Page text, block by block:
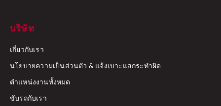
บริษัท
เกี่ยวกับเรา
นโยบายความเป็นส่วนตัว & แจ้งเบาะแสกระทำผิด
ตำแหน่งงานทั้งหมด
ขับรถกับเรา